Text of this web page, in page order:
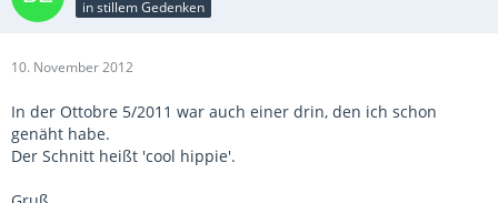
in stillem Gedenken
10. November 2012
In der Ottobre 5/2011 war auch einer drin, den ich schon
genäht habe.
Der Schnitt heißt 'cool hippie'.